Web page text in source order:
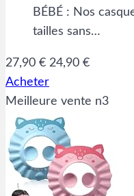
BÉBÉ : Nos
tailles sans…
27,90 € 24,90 €
Acheter
Meilleure vente n3